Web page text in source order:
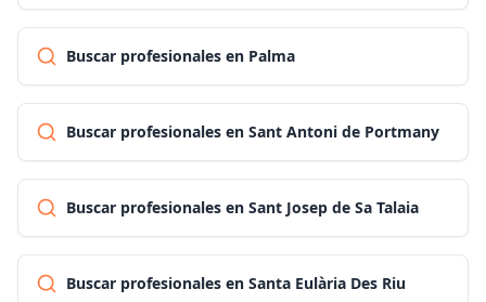
Buscar profesionales en Palma
Buscar profesionales en Sant Antoni de Portmany
Buscar profesionales en Sant Josep de Sa Talaia
Buscar profesionales en Santa Eulària Des Riu